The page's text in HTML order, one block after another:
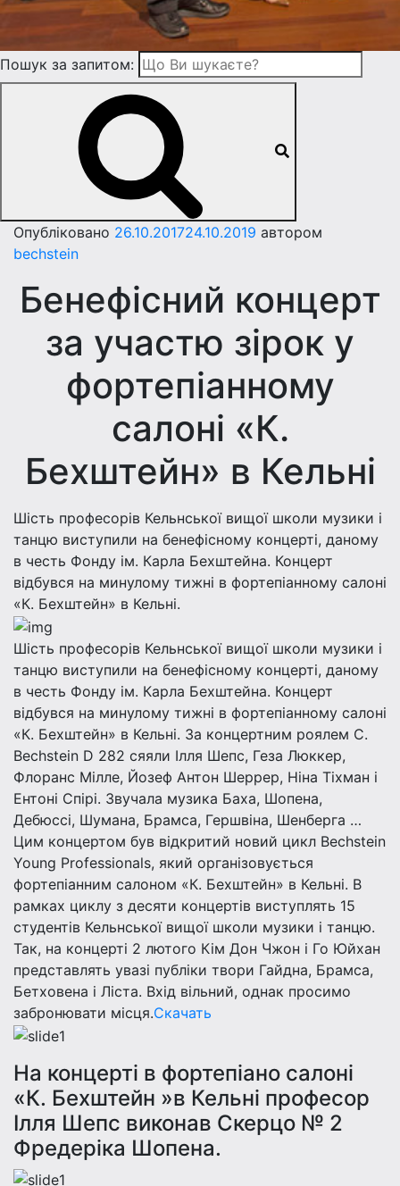
Пошук за запитом:
Опубліковано 26.10.201724.10.2019 автором
bechstein
Бенефісний концерт
за участю зірок у
фортепіанному
салоні «К.
Бехштейн» в Кельні
Шість професорів Кельнської вищої школи музики і
танцю виступили на бенефісному концерті, даному
в честь Фонду ім. Карла Бехштейна. Концерт
відбувся на минулому тижні в фортепіанному салоні
«К. Бехштейн» в Кельні.
Шість професорів Кельнської вищої школи музики і
танцю виступили на бенефісному концерті, даному
в честь Фонду ім. Карла Бехштейна. Концерт
відбувся на минулому тижні в фортепіанному салоні
«К. Бехштейн» в Кельні. За концертним роялем C.
Bechstein D 282 сяяли Ілля Шепс, Геза Люккер,
Флоранс Мілле, Йозеф Антон Шеррер, Ніна Тіхман і
Ентоні Спірі. Звучала музика Баха, Шопена,
Дебюссі, Шумана, Брамса, Гершвіна, Шенберга …
Цим концертом був відкритий новий цикл Bechstein
Young Professionals, який організовується
фортепіанним салоном «К. Бехштейн» в Кельні. В
рамках циклу з десяти концертів виступлять 15
студентів Кельнської вищої школи музики і танцю.
Так, на концерті 2 лютого Кім Дон Чжон і Го Юйхан
представлять увазі публіки твори Гайдна, Брамса,
Бетховена і Ліста. Вхід вільний, однак просимо
забронювати місця.Скачать
На концерті в фортепіано салоні
«К. Бехштейн »в Кельні професор
Ілля Шепс виконав Скерцо № 2
Фредеріка Шопена.